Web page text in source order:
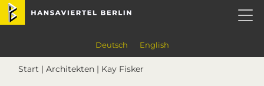
Skip
Skip
Skip
Skip
Deutsch English
Start |Architekten | Kay Fisker